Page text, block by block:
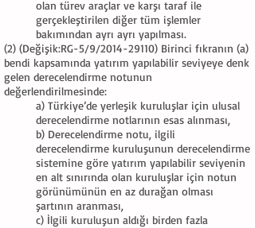
olan türev araçlar ve karşı taraf ile
gerçekleştirilen diğer tüm işlemler
bakımından ayrı ayrı yapılması.
(2) (Değişik:RG-5/9/2014-29110) Birinci fıkranın (a)
bendi kapsamında yatırım yapılabilir seviyeye denk
gelen derecelendirme notunun
değerlendirilmesinde:
a) Türkiye’de yerleşik kuruluşlar için ulusal
derecelendirme notlarının esas alınması,
b) Derecelendirme notu, ilgili
derecelendirme kuruluşunun derecelendirme
sistemine göre yatırım yapılabilir seviyenin
en alt sınırında olan kuruluşlar için notun
görünümünün en az durağan olması
şartının aranması,
c) İlgili kuruluşun aldığı birden fazla